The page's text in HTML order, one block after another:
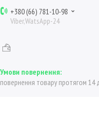
+380 (66) 781-10-98
Viber,WatsApp-24
повернення товару протягом 14